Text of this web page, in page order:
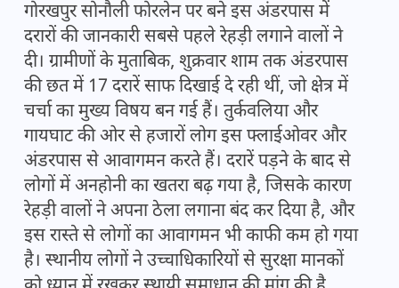
गोरखपुर सोनौली फोरलेन पर बने इस अंडरपास में
दरारों की जानकारी सबसे पहले रेहड़ी लगाने वालों ने
दी। ग्रामीणों के मुताबिक, शुक्रवार शाम तक अंडरपास
की छत में 17 दरारें साफ दिखाई दे रही थीं, जो क्षेत्र में
चर्चा का मुख्य विषय बन गई हैं। तुर्कवलिया और
गायघाट की ओर से हजारों लोग इस फ्लाईओवर और
अंडरपास से आवागमन करते हैं। दरारें पड़ने के बाद से
लोगों में अनहोनी का खतरा बढ़ गया है, जिसके कारण
रेहड़ी वालों ने अपना ठेला लगाना बंद कर दिया है, और
इस रास्ते से लोगों का आवागमन भी काफी कम हो गया
है। स्थानीय लोगों ने उच्चाधिकारियों से सुरक्षा मानकों